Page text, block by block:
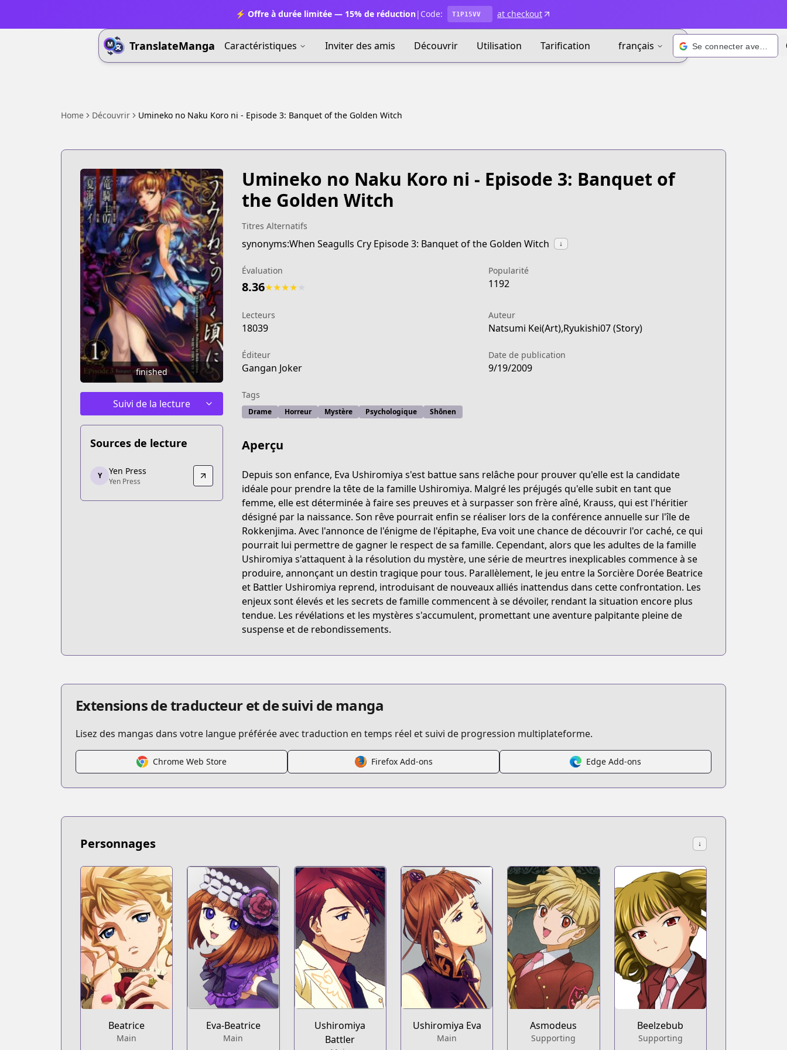
⚡ Offre à durée limitée — 15% de réduction| Code: T1P15VV at checkout
TranslateManga Caractéristiques Inviter des amis Découvrir Utilisation Tarification français
Home Découvrir Umineko no Naku Koro ni - Episode 3: Banquet of the Golden Witch
finished
Suivi de la lecture
Sources de lecture
Yen Press
Yen Press
https://yenpress.com/series/umineko-when-they-cry
Y Yen Press
Yen Press
Umineko no Naku Koro ni - Episode 3: Banquet of
the Golden Witch
Titres Alternatifs
synonyms:When Seagulls Cry Episode 3: Banquet of the Golden Witch ↓
Évaluation
8.36★★★★
Popularité
1192
Lecteurs
18039
Auteur
Natsumi Kei(Art),Ryukishi07 (Story)
Éditeur
Gangan Joker
Date de publication
9/19/2009
Tags
Drame Horreur Mystère Psychologique Shōnen
Aperçu
Depuis son enfance, Eva Ushiromiya s'est battue sans relâche pour prouver qu'elle est la candidate
idéale pour prendre la tête de la famille Ushiromiya. Malgré les préjugés qu'elle subit en tant que
femme, elle est déterminée à faire ses preuves et à surpasser son frère aîné, Krauss, qui est l'héritier
désigné par la naissance. Son rêve pourrait enfin se réaliser lors de la conférence annuelle sur l'île de
Rokkenjima. Avec l'annonce de l'énigme de l'épitaphe, Eva voit une chance de découvrir l'or caché, ce qui
pourrait lui permettre de gagner le respect de sa famille. Cependant, alors que les adultes de la famille
Ushiromiya s'attaquent à la résolution du mystère, une série de meurtres inexplicables commence à se
produire, annonçant un destin tragique pour tous. Parallèlement, le jeu entre la Sorcière Dorée Beatrice
et Battler Ushiromiya reprend, introduisant de nouveaux alliés inattendus dans cette confrontation. Les
enjeux sont élevés et les secrets de famille commencent à se dévoiler, rendant la situation encore plus
tendue. Les révélations et les mystères s'accumulent, promettant une aventure palpitante pleine de
suspense et de rebondissements.
Extensions de traducteur et de suivi de manga
Lisez des mangas dans votre langue préférée avec traduction en temps réel et suivi de progression multiplateforme.
Chrome Web Store Firefox Add-ons Edge Add-ons
Personnages ↓
Beatrice
Main
Eva-Beatrice
Main
Ushiromiya
Battler
Ushiromiya Eva
Main
Asmodeus
Supporting
Beelzebub
Supporting